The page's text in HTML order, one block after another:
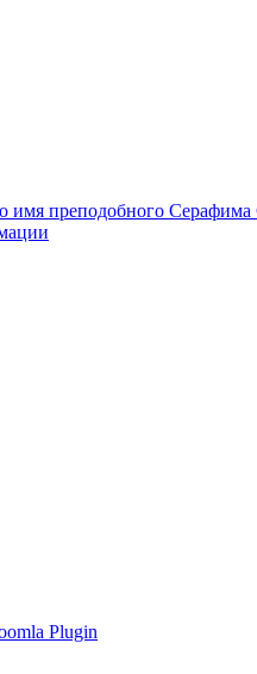
имя преподобного Серафима
Plugin